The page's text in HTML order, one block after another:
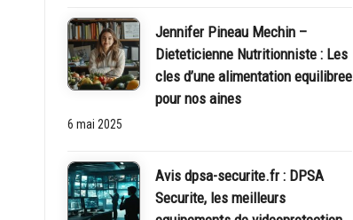
Jennifer Pineau Mechin –
Dieteticienne Nutritionniste : Les
cles d’une alimentation equilibree
pour nos aines
6 mai 2025
Avis dpsa-securite.fr : DPSA
Securite, les meilleurs